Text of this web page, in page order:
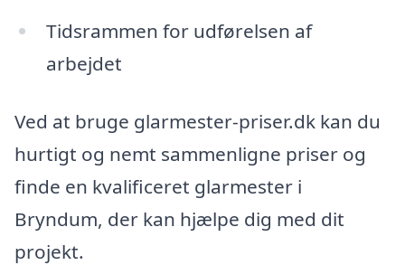
Tidsrammen for udførelsen af
arbejdet
Ved at bruge glarmester-priser.dk kan du
hurtigt og nemt sammenligne priser og
finde en kvalificeret glarmester i
Bryndum, der kan hjælpe dig med dit
projekt.